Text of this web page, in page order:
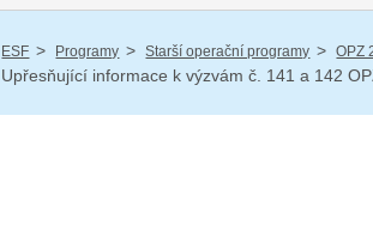
ESF / Programy / Starší operační programy / OPZ
Upřesňující informace k výzvám č. 141 a 142